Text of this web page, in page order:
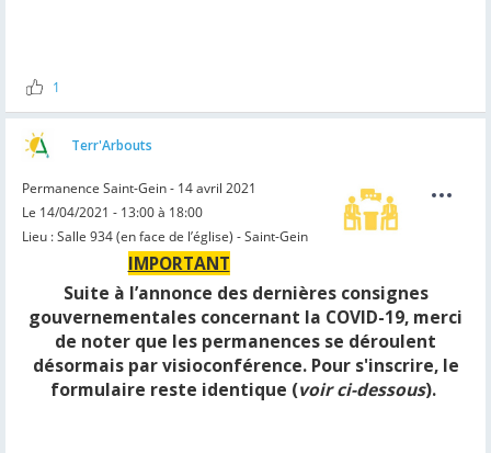
1
Terr'Arbouts
Permanence Saint-Gein - 14 avril 2021
Le 14/04/2021 - 13:00 à 18:00
Lieu : Salle 934 (en face de l’église) - Saint-Gein
IMPORTANT
Suite à l’annonce des dernières consignes
gouvernementales concernant la COVID-19, merci
de noter que les permanences se déroulent
désormais par visioconférence. Pour s'inscrire, le
formulaire reste identique (voir ci-dessous).